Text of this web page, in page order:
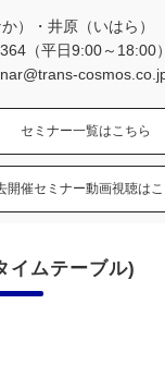
）・井原（いはら）
（平日9:00～18:00）
セミナー一覧はこちら
開催セミナー動画視聴はこ
イムテーブル)